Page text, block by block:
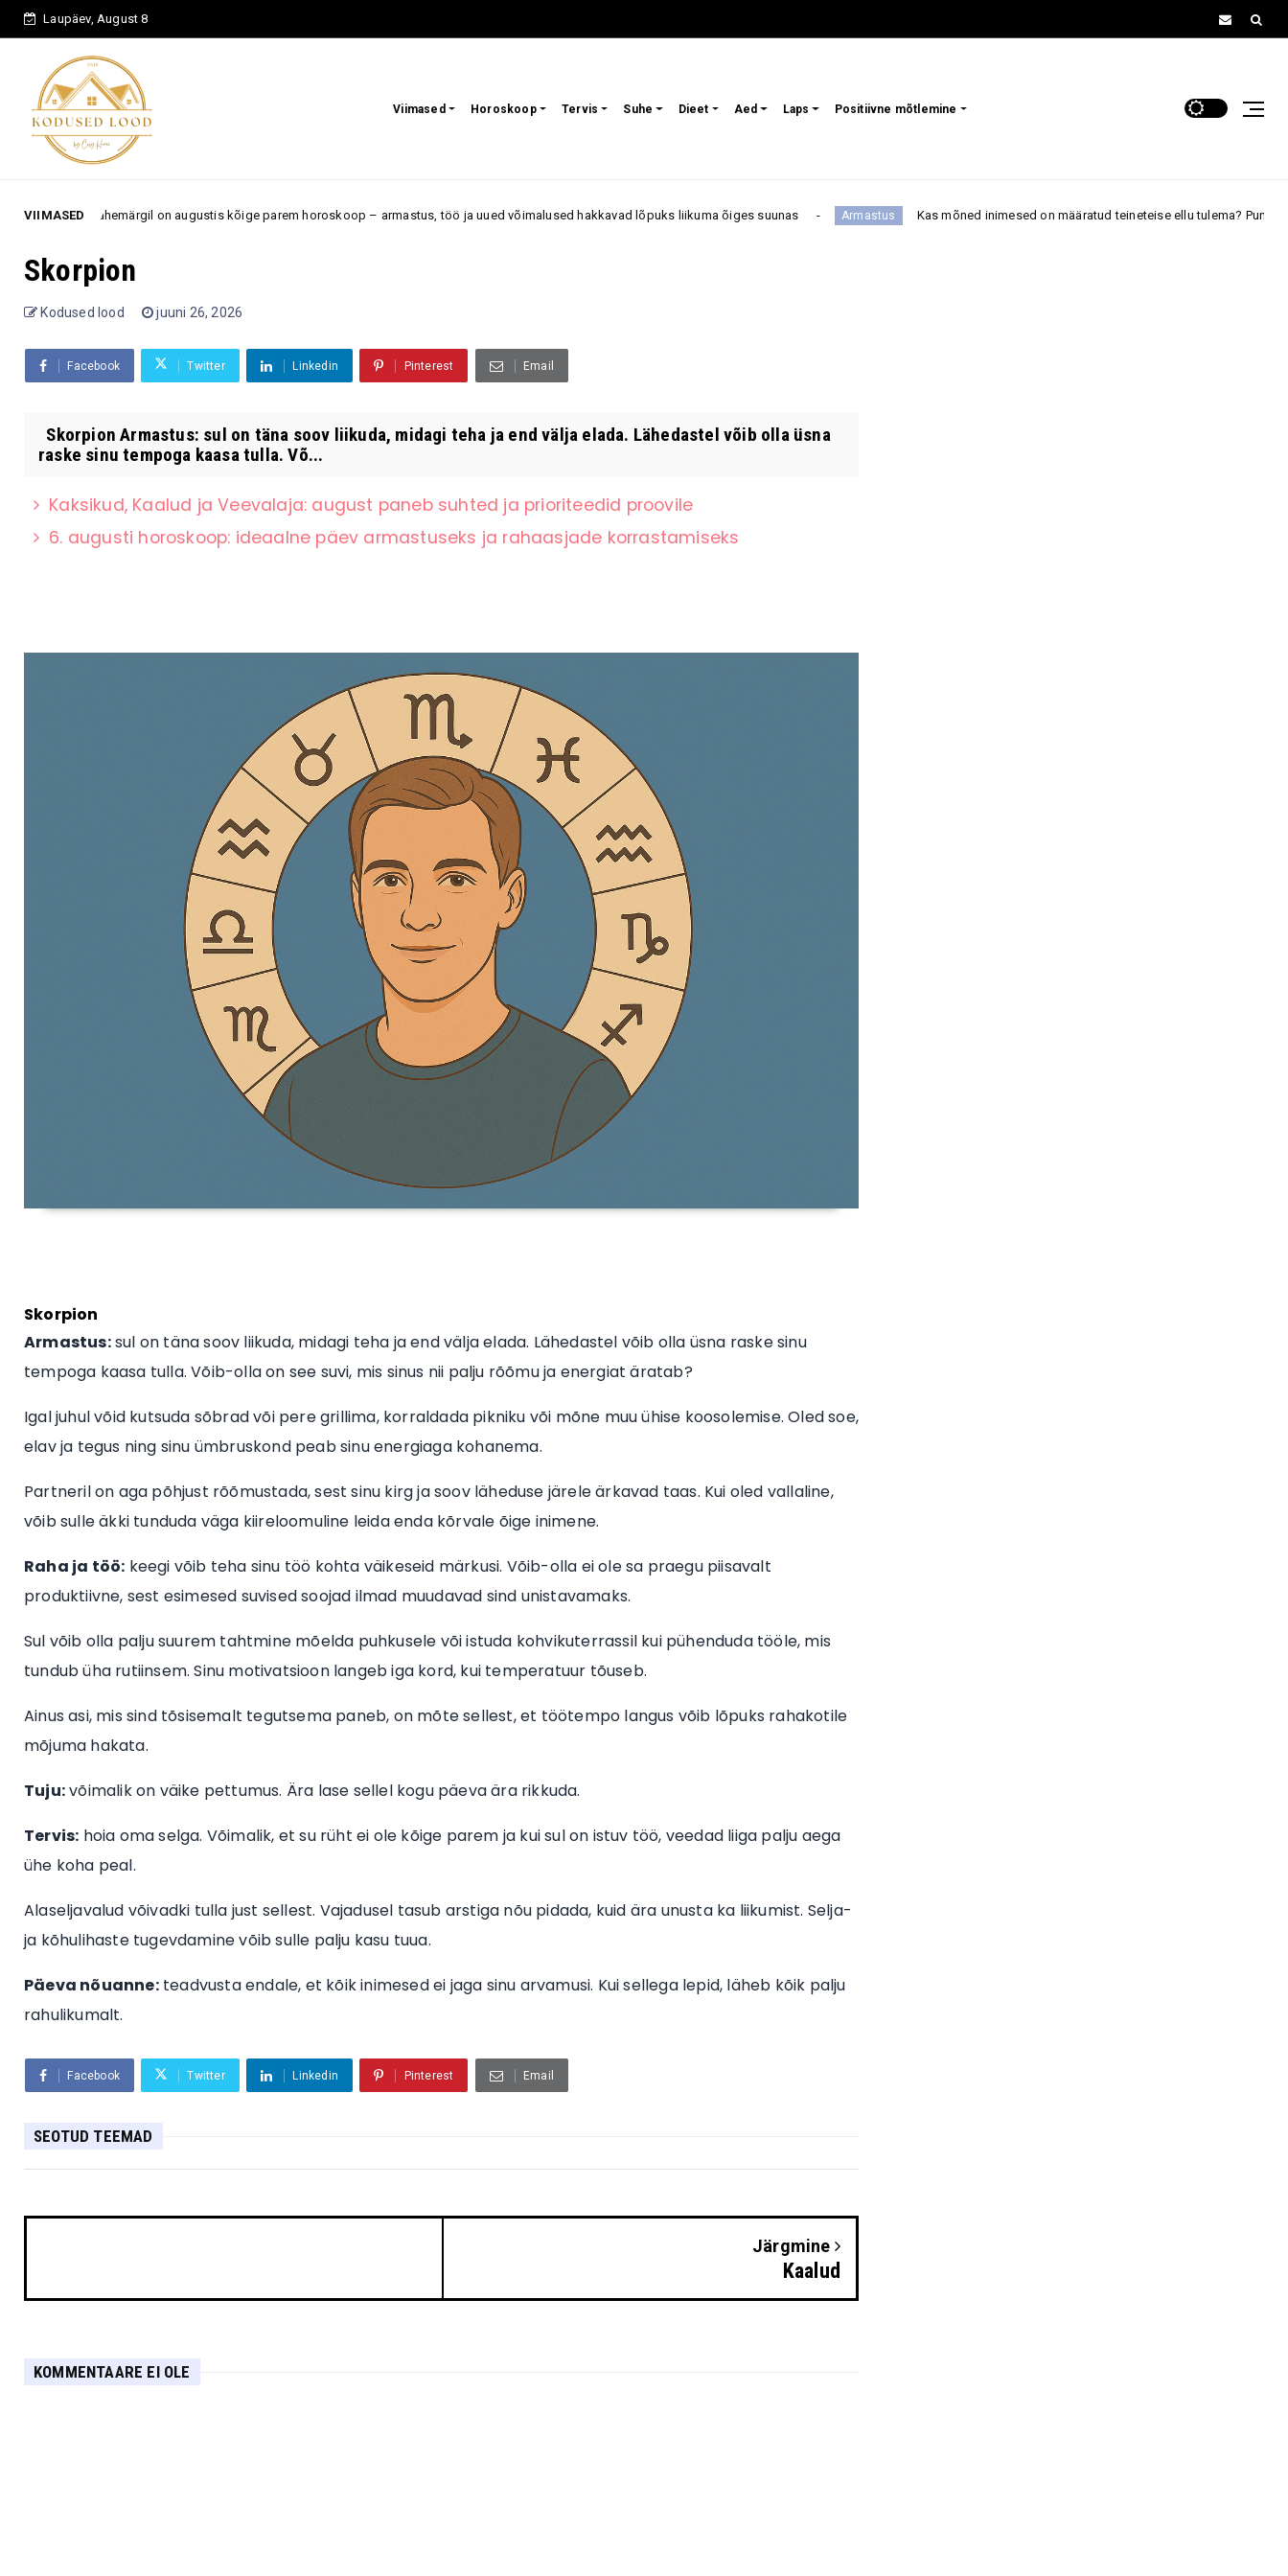
Laupäev, August 8
Viimased Horoskoop Tervis Suhe Dieet Aed Laps Positiivne mõtlemine
VIIMASED
on augustis kõige parem horoskoop – armastus, töö ja uued võimalused hakkavad lõpuks liikuma õiges suunas Armastus Kas mõned inimesed on määratud teineteise ellu tulema? Punase paela legend
Skorpion
Kodused lood juuni 26, 2026
Facebook Twitter Linkedin Pinterest Email
Skorpion Armastus: sul on täna soov liikuda, midagi teha ja end välja elada. Lähedastel võib olla üsna
raske sinu tempoga kaasa tulla. Võ...
Kaksikud, Kaalud ja Veevalaja: august paneb suhted ja prioriteedid proovile
6. augusti horoskoop: ideaalne päev armastuseks ja rahaasjade korrastamiseks
Skorpion
Armastus:sul on täna soov liikuda, midagi teha ja end välja elada. Lähedastel võib olla üsna raske sinu
tempoga kaasa tulla. Võib-olla on see suvi, mis sinus nii palju rõõmu ja energiat äratab?
Igal juhul võid kutsuda sõbrad või pere grillima, korraldada pikniku või mõne muu ühise koosolemise. Oled soe,
elav ja tegus ning sinu ümbruskond peab sinu energiaga kohanema.
Partneril on aga põhjust rõõmustada, sest sinu kirg ja soov läheduse järele ärkavad taas. Kui oled vallaline,
võib sulle äkki tunduda väga kiireloomuline leida enda kõrvale õige inimene.
Raha ja töö: keegi võib teha sinu töö kohta väikeseid märkusi. Võib-olla ei ole sa praegu piisavalt
produktiivne, sest esimesed suvised soojad ilmad muudavad sind unistavamaks.
Sul võib olla palju suurem tahtmine mõelda puhkusele või istuda kohvikuterrassil kui pühenduda tööle, mis
tundub üha rutiinsem. Sinu motivatsioon langeb iga kord, kui temperatuur tõuseb.
Ainus asi, mis sind tõsisemalt tegutsema paneb, on mõte sellest, et töötempo langus võib lõpuks rahakotile
mõjuma hakata.
Tuju:võimalik on väike pettumus. Ära lase sellel kogu päeva ära rikkuda.
Tervis: hoia oma selga. Võimalik, et su rüht ei ole kõige parem ja kui sul on istuv töö, veedad liiga palju aega
ühe koha peal.
Alaseljavalud võivadki tulla just sellest. Vajadusel tasub arstiga nõu pidada, kuid ära unusta ka liikumist. Selja-
ja kõhulihaste tugevdamine võib sulle palju kasu tuua.
Päeva nõuanne:teadvusta endale, et kõik inimesed ei jaga sinu arvamusi. Kui sellega lepid, läheb kõik palju
rahulikumalt.
Facebook Twitter Linkedin Pinterest Email
SEOTUD TEEMAD
Järgmine
Kaalud
KOMMENTAARE EI OLE